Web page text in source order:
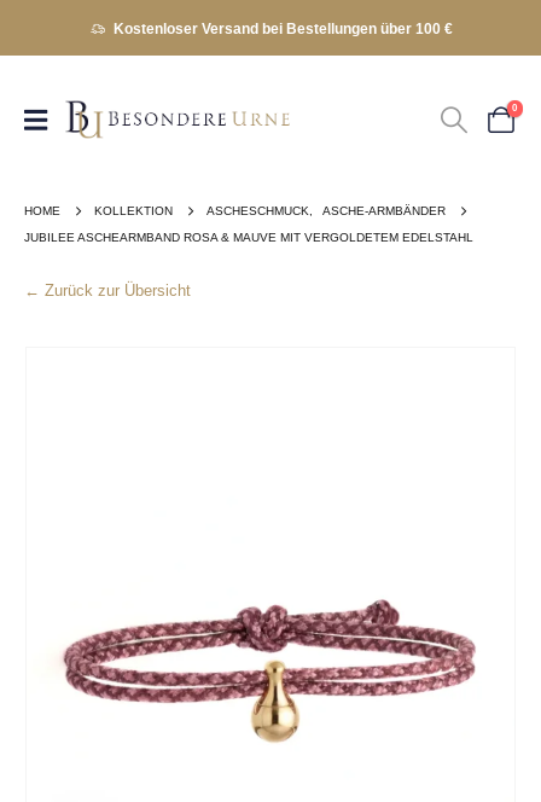
Kostenloser Versand bei Bestellungen über 100 €
0
HOME KOLLEKTION ASCHESCHMUCK
ASCHE-ARMBÄNDER
JUBILEE ASCHEARMBAND ROSA & MAUVE MIT VERGOLDETEM EDELSTAHL
← Zurück zur Übersicht